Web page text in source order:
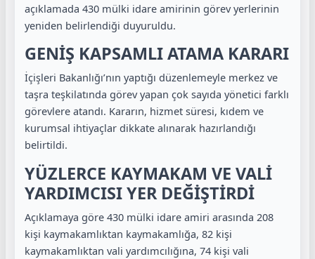
açıklamada 430 mülki idare amirinin görev yerlerinin
yeniden belirlendiği duyuruldu.
GENİŞ KAPSAMLI ATAMA KARARI
İçişleri Bakanlığı’nın yaptığı düzenlemeyle merkez ve
taşra teşkilatında görev yapan çok sayıda yönetici farklı
görevlere atandı. Kararın, hizmet süresi, kıdem ve
kurumsal ihtiyaçlar dikkate alınarak hazırlandığı
belirtildi.
YÜZLERCE KAYMAKAM VE VALİ
YARDIMCISI YER DEĞİŞTİRDİ
Açıklamaya göre 430 mülki idare amiri arasında 208
kişi kaymakamlıktan kaymakamlığa, 82 kişi
kaymakamlıktan vali yardımcılığına, 74 kişi vali